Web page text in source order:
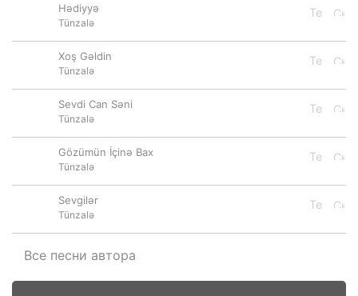
Hədiyyə
Tünzalə
Xoş Gəldin
Tünzalə
Sevdi Can Səni
Tünzalə
Gözümün İçinə Bax
Tünzalə
Sevgilər
Tünzalə
Все песни автора